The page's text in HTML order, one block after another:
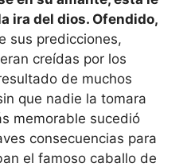
ira del dios. Ofendido,
sus predicciones,
creídas por los
de muchos
que nadie la tomara
memorable sucedió
consecuencias para
el famoso caballo de